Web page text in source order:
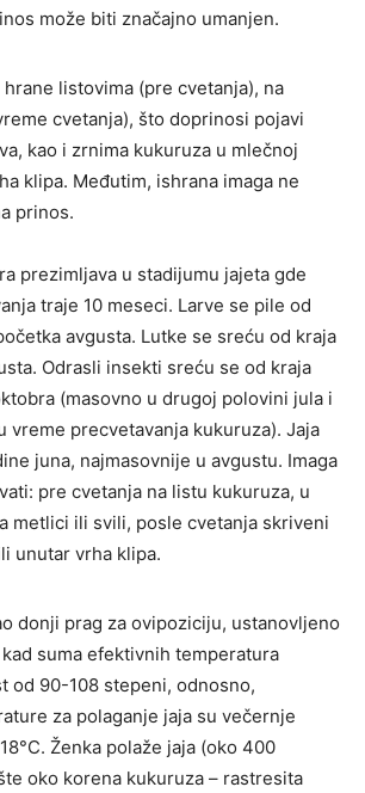
može biti značajno umanjen.
listovima (pre cvetanja), na
cvetanja), što doprinosi pojavi
kao i zrnima kukuruza u mlečnoj
klipa. Međutim, ishrana imaga ne
prinos.
prezimljava u stadijumu jajeta gde
traje 10 meseci. Larve se pile od
avgusta. Lutke se sreću od kraja
Odrasli insekti sreću se od kraja
(masovno u drugoj polovini jula i
vreme precvetavanja kukuruza). Jaja
juna, najmasovnije u avgustu. Imaga
pre cvetanja na listu kukuruza, u
metlici ili svili, posle cvetanja skriveni
unutar vrha klipa.
donji prag za ovipoziciju, ustanovljeno
suma efektivnih temperatura
od 90-108 stepeni, odnosno,
za polaganje jaja su večernje
Ženka polaže jaja (oko 400
oko korena kukuruza – rastresita